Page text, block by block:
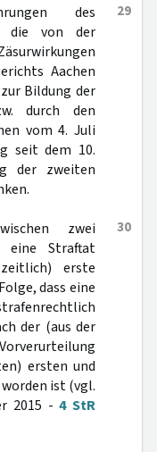
29
des
die von der
Aachen
Bildung der
durch den
vom 4. Juli
seit dem 10.
der zweiten
30
zwei
eine Straftat
erste
dass eine
der (aus der
ersten und
ist (vgl.
2015 -4 StR